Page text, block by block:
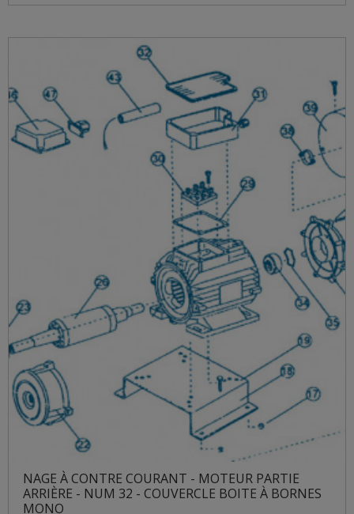
NAGE À CONTRE COURANT - MOTEUR PARTIE
ARRIÈRE - NUM 32 - COUVERCLE BOITE À BORNES
MONO